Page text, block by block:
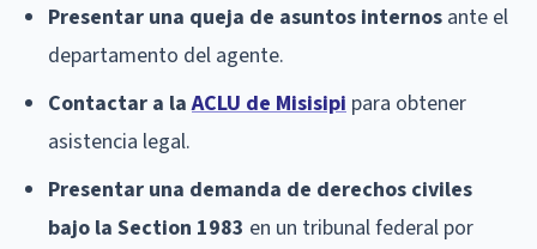
Presentar una queja de asuntos internos ante el
departamento del agente.
Contactar a laACLU de Misisipi para obtener
asistencia legal.
Presentar una demanda de derechos civiles
bajo la Section 1983 en un tribunal federal por